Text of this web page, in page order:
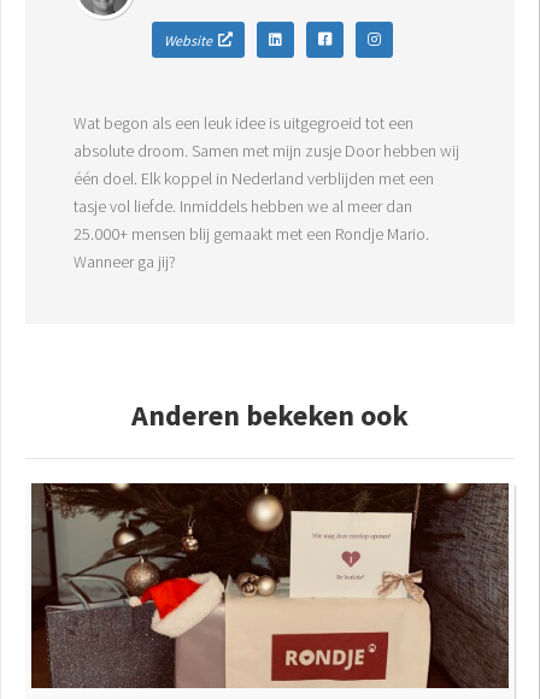
Website
Wat begon als een leuk idee is uitgegroeid tot een
absolute droom. Samen met mijn zusje Door hebben wij
één doel. Elk koppel in Nederland verblijden met een
tasje vol liefde. Inmiddels hebben we al meer dan
25.000+ mensen blij gemaakt met een Rondje Mario.
Wanneer ga jij?
Anderen bekeken ook